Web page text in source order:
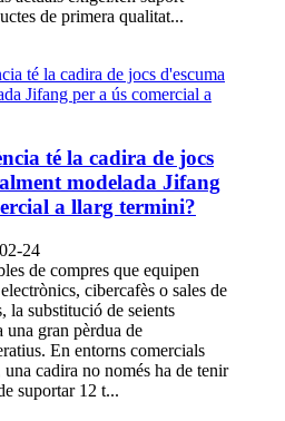
de primera qualitat...
té la cadira de jocs
modelada Jifang
a llarg termini?
24
de compres que equipen
cibercafès o sales de
la substitució de seients
una gran pèrdua de
En entorns comercials
cadira no només ha de tenir
suportar 12 t...